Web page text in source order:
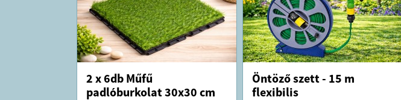
2 x 6db Műfű
padlóburkolat 30x30 cm
Öntöző szett - 15 m
flexibilis